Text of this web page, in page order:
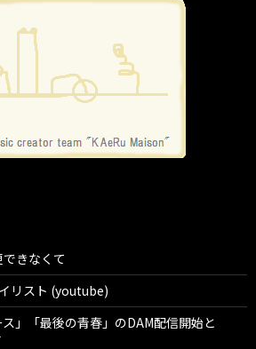
きなくて
リスト (youtube)
」「最後の青春」のDAM配信開始と